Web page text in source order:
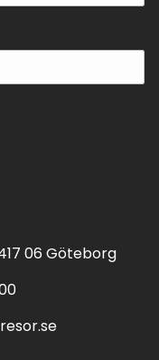
06 Göteborg